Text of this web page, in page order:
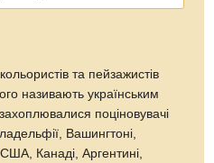
та пейзажистів
називають українським
поціновувачі
Вашингтоні,
Канаді, Аргентині,